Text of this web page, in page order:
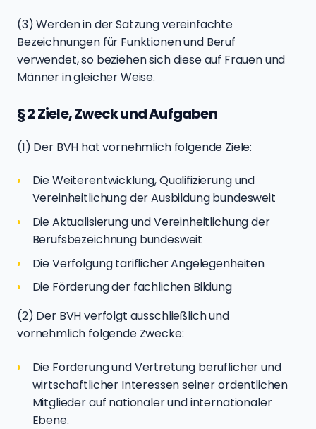
(3) Werden in der Satzung vereinfachte
Bezeichnungen für Funktionen und Beruf
verwendet, so beziehen sich diese auf Frauen und
Männer in gleicher Weise.
§ 2 Ziele, Zweck und Aufgaben
(1) Der BVH hat vornehmlich folgende Ziele:
Die Weiterentwicklung, Qualifizierung und
Vereinheitlichung der Ausbildung bundesweit
Die Aktualisierung und Vereinheitlichung der
Berufsbezeichnung bundesweit
Die Verfolgung tariflicher Angelegenheiten
Die Förderung der fachlichen Bildung
(2) Der BVH verfolgt ausschließlich und
vornehmlich folgende Zwecke:
Die Förderung und Vertretung beruflicher und
wirtschaftlicher Interessen seiner ordentlichen
Mitglieder auf nationaler und internationaler
Ebene.